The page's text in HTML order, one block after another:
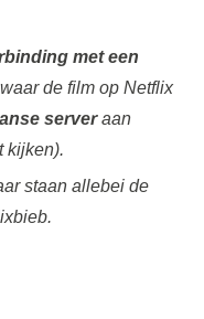
met een
de film op Netflix
serveraan
kijken).
staan allebei de